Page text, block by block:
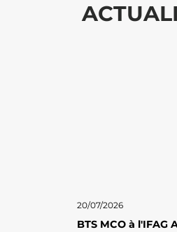
20/07/2026
BTS MCO à l'IFAG